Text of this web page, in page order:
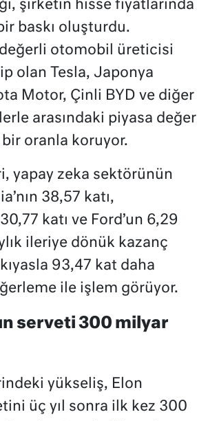
şirketin hisse fiyatlarında
baskı oluşturdu.
değerli otomobil üreticisi
olan Tesla, Japonya
Motor, Çinli BYD ve diğer
arasındaki piyasa değer
bir oranla koruyor.
yapay zeka sektörünün
38,57 katı,
katı ve Ford’un 6,29
ileriye dönük kazanç
93,47 kat daha
ile işlem görüyor.
serveti 300 milyar
yükseliş, Elon
üç yıl sonra ilk kez 300